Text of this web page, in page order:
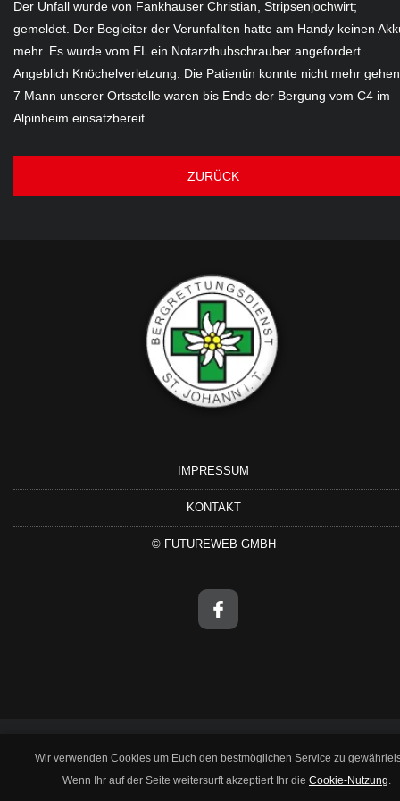
Der Unfall wurde von Fankhauser Christian, Stripsenjochwirt;
gemeldet. Der Begleiter der Verunfallten hatte am Handy keinen
mehr. Es wurde vom EL ein Notarzthubschrauber angefordert.
Angeblich Knöchelverletzung. Die Patientin konnte nicht mehr
7 Mann unserer Ortsstelle waren bis Ende der Bergung vom C4 im
Alpinheim einsatzbereit.
ZURÜCK
IMPRESSUM
KONTAKT
© FUTUREWEB GMBH
Wir verwenden Cookies um Euch den bestmöglichen Service zu
Wenn Ihr auf der Seite weitersurft akzeptiert Ihr die Cookie-Nutzung.